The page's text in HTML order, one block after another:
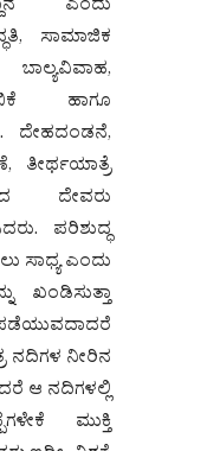
ಎಂದು
ಸಾಮಾಜಿಕ
ಹಾಗೂ
ದೇಹದಂಡನೆ,
ತೀರ್ಥಯಾತ್ರೆ
ದೇವರು
ಪರಿಶುದ್ಧ
ಸಾಧ್ಯ ಎಂದು
ಖಂಡಿಸುತ್ತಾ
ಪಡೆಯುವದಾದರೆ
ನದಿಗಳ ನೀರಿನ
ಆ ನದಿಗಳಲ್ಲಿ
ಮುಕ್ತಿ